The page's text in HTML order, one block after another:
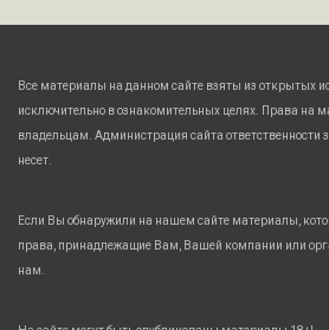
Все материалы на данном сайте взяты из открытых
исключительно в ознакомительных целях. Права на
владельцам. Администрация сайта ответственности
несет.
Если Вы обнаружили на нашем сайте материалы,
права, принадлежащие Вам, Вашей компании или
нам.